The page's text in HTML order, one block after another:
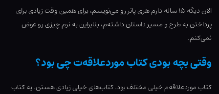
الان دیگه ۱۵ ساله دارم هری پاتر رو می‌نویسم، برای همین وقت زیادی برای
پرداختن به طرح و مسیر داستان داشته‌م، بنابراین به نرم چیزی رو عوض
نمی‌کنم.
وقتی بچه بودی کتاب موردعلاقه‌ت چی بود؟
کتاب موردعلاقه‌م خیلی مختلف بود. کتاب‌های خیلی زیادی هستن. یه کتاب